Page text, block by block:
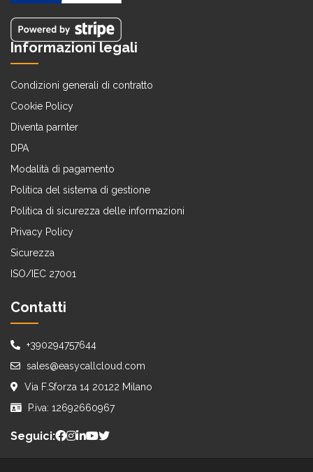
Informazioni legali
Condizioni generali di contratto
Cookie Policy
Diventa parnter
DPA
Modalità di pagamento
Politica del sistema di gestione
Politica di sicurezza delle informazioni
Privacy Policy
Sicurezza
ISO/IEC 27001
Contatti
+390294757644
sales@easycallcloud.com
Via F.Sforza 14 20122 Milano
P.iva: 12692660967
Seguici: